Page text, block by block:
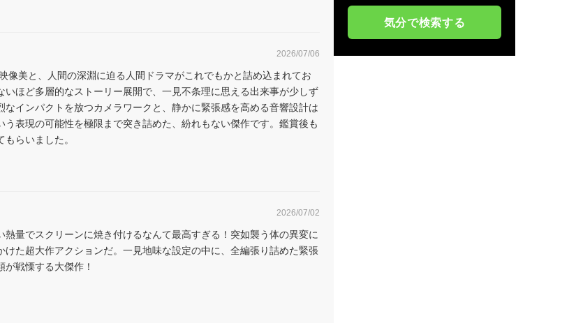
2026/07/06
美と、人間の深淵に迫る人間ドラマがこれでもかと詰め込まれてお
ほど多層的なストーリー展開で、一見不条理に思える出来事が少しず
インパクトを放つカメラワークと、静かに緊張感を高める音響設計は
表現の可能性を極限まで突き詰めた、紛れもない傑作です。鑑賞後も
らいました。
2026/07/02
量でスクリーンに焼き付けるなんて最高すぎる！突如襲う体の異変に
た超大作アクションだ。一見地味な設定の中に、全編張り詰めた緊張
戦慄する大傑作！
気分で検索する